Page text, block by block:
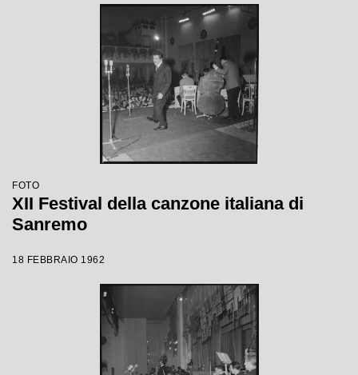
FOTO
XII Festival della canzone italiana di
Sanremo
18 FEBBRAIO 1962